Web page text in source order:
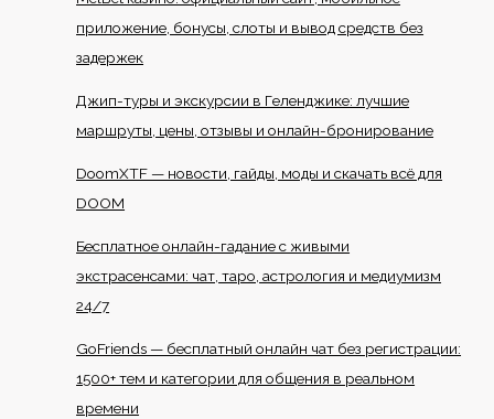
приложение, бонусы, слоты и вывод средств без
задержек
Джип-туры и экскурсии в Геленджике: лучшие
маршруты, цены, отзывы и онлайн-бронирование
DoomXTF — новости, гайды, моды и скачать всё для
DOOM
Бесплатное онлайн-гадание с живыми
экстрасенсами: чат, таро, астрология и медиумизм
24/7
GoFriends — бесплатный онлайн чат без регистрации:
1500+ тем и категории для общения в реальном
времени